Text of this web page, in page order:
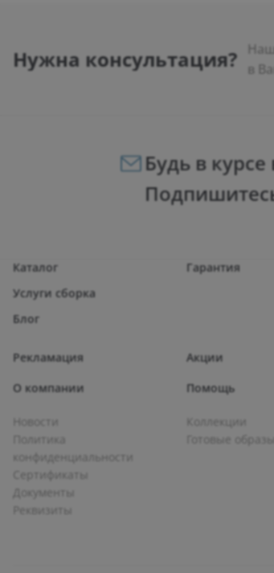
Нужна консультация?
в
Будь в
Каталог
Услуги сборка
Блог
Гарантия
Рекламация Акции
О компании
Новости
Политика
конфиденциальности
Сертификаты
Документы
Реквизиты
Помощь
Коллекции
Готовые образы